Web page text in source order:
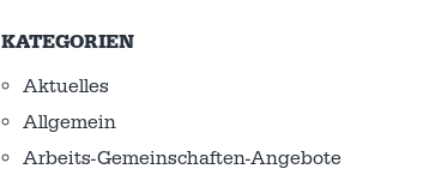
KATEGORIEN
Aktuelles
Allgemein
Arbeits-Gemeinschaften-Angebote